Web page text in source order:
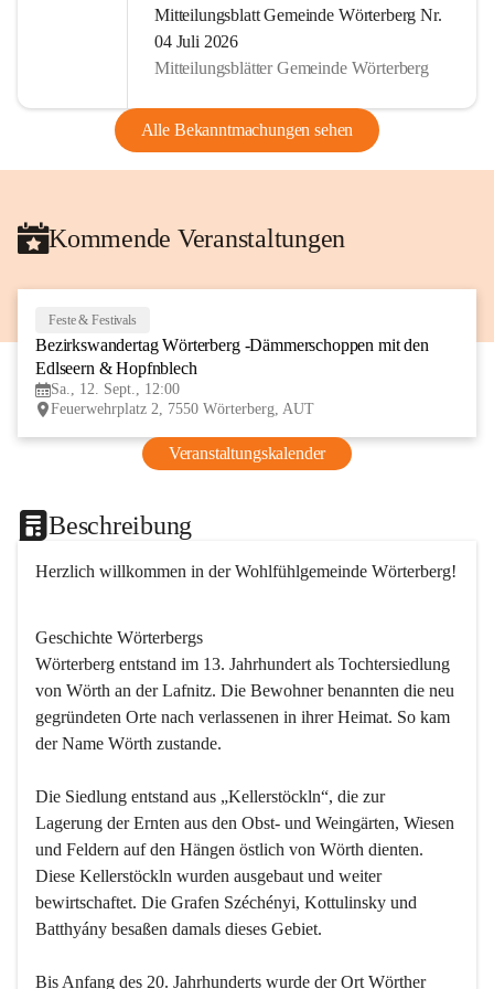
Mitteilungsblatt Gemeinde Wörterberg Nr.
04 Juli 2026
Mitteilungsblätter Gemeinde Wörterberg
Alle Bekanntmachungen sehen
Kommende Veranstaltungen
Feste & Festivals
Bezirkswandertag Wörterberg -Dämmerschoppen mit den
Edlseern & Hopfnblech
Sa., 12. Sept., 12:00
Feuerwehrplatz 2, 7550 Wörterberg, AUT
Veranstaltungskalender
Beschreibung
Herzlich willkommen in der Wohlfühlgemeinde Wörterberg!
Geschichte Wörterbergs
Wörterberg entstand im 13. Jahrhundert als Tochtersiedlung
von Wörth an der Lafnitz. Die Bewohner benannten die neu
gegründeten Orte nach verlassenen in ihrer Heimat. So kam
der Name Wörth zustande.
Die Siedlung entstand aus „Kellerstöckln“, die zur
Lagerung der Ernten aus den Obst- und Weingärten, Wiesen
und Feldern auf den Hängen östlich von Wörth dienten.
Diese Kellerstöckln wurden ausgebaut und weiter
bewirtschaftet. Die Grafen Széchényi, Kottulinsky und
Batthyány besaßen damals dieses Gebiet.
Bis Anfang des 20. Jahrhunderts wurde der Ort Wörther